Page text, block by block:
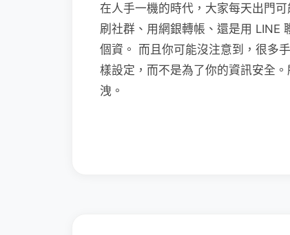
在人手一機的時代，大家每天出門
刷社群、用網銀轉帳、還是用 LINE
個資。 而且你可能沒注意到，很多
樣設定，而不是為了你的資訊安全
洩。